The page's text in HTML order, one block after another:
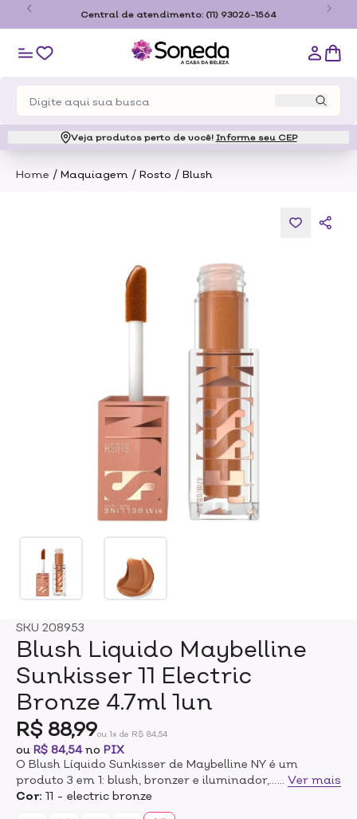
Central de atendimento: (11) 93026-1564
Veja produtos perto de você! Informe seu CEP
Home / Maquiagem / Rosto / Blush
SKU 208953
Blush Liquido Maybelline
Sunkisser 11 Electric
Bronze 4.7ml 1un
R$ 88,99ou 1x de R$ 84,54
ou R$ 84,54no PIX
O Blush Líquido Sunkisser de Maybelline NY é um
produto 3 em 1: blush, bronzer e iluminador,
promovendo a multi funcionalidade.Sua fórmula
líquida, enriquecida com Vitamina E, se derrete na pele
Ver mais
Cor: 11 - electric bronze